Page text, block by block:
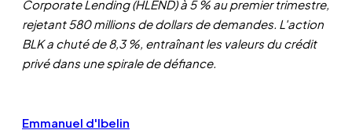
Corporate Lending (HLEND) à 5 % au premier trimestre,
rejetant 580 millions de dollars de demandes. L'action
BLK a chuté de 8,3 %, entraînant les valeurs du crédit
privé dans une spirale de défiance.
Emmanuel d'Ibelin